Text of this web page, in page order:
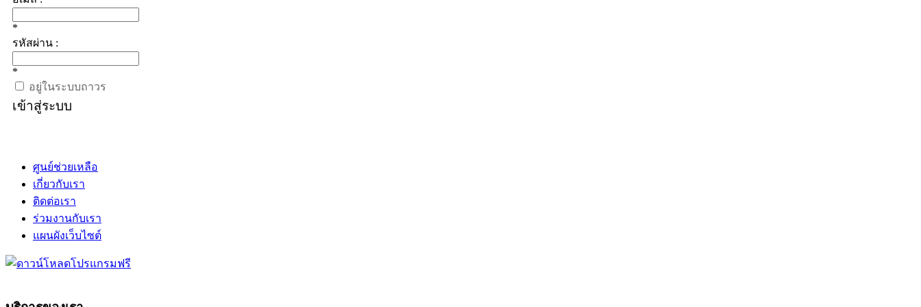
*
รหัสผ่าน :
*
อยู่ในระบบถาวร
เข้าสู่ระบบ
ศูนย์ช่วยเหลือ
เกี่ยวกับเรา
ติดต่อเรา
ร่วมงานกับเรา
แผนผังเว็บไซต์